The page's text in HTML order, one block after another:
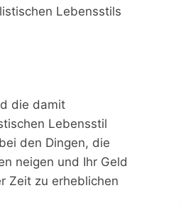
Lebensstils
die damit
Lebensstil
den Dingen, die
neigen und Ihr Geld
Zeit zu erheblichen